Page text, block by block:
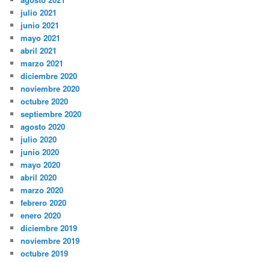
julio 2021
junio 2021
mayo 2021
abril 2021
marzo 2021
diciembre 2020
noviembre 2020
octubre 2020
septiembre 2020
agosto 2020
julio 2020
junio 2020
mayo 2020
abril 2020
marzo 2020
febrero 2020
enero 2020
diciembre 2019
noviembre 2019
octubre 2019